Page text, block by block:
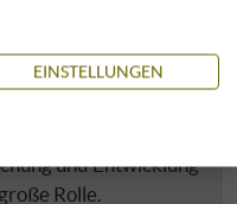
zu den ältesten
zählen, wurden
Bis heute
und Entwicklung
Rolle.
EINSTELLUNGEN